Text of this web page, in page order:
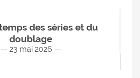
des séries et du
doublage
23 mai 2026